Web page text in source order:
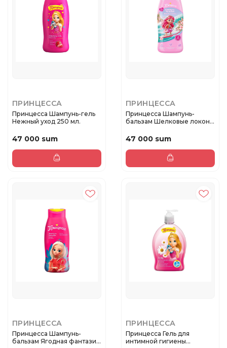
ПРИНЦЕССА
Принцесса Шампунь-гель
Нежный уход 250 мл.
47 000 sum
ПРИНЦЕССА
Принцесса Шампунь-
бальзам Шелковые локоны
47 000 sum
ПРИНЦЕССА
Принцесса Шампунь-
бальзам Ягодная фантазия
ПРИНЦЕССА
Принцесса Гель для
интимной гигиены